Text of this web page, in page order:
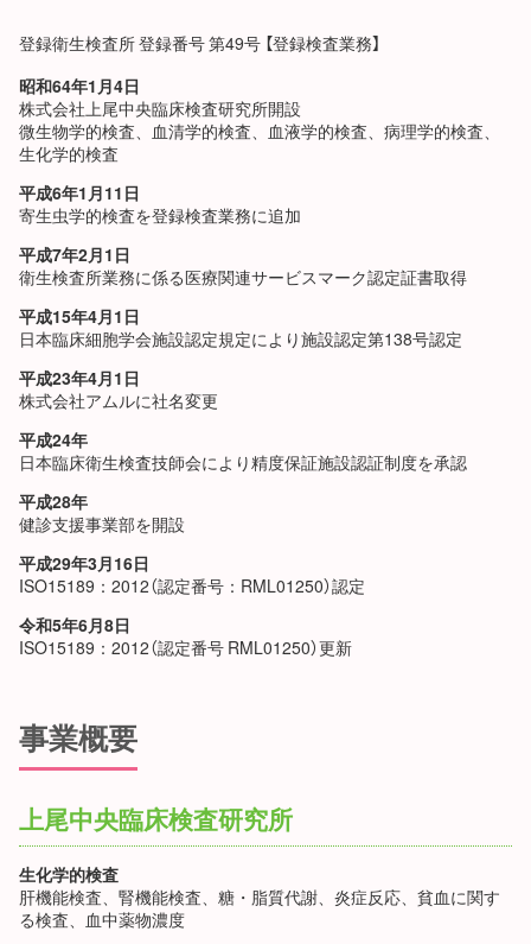
登録衛生検査所 登録番号 第49号 【登録検査業務】
昭和64年1月4日
株式会社上尾中央臨床検査研究所開設
微生物学的検査、血清学的検査、血液学的検査、病理学的検査、
生化学的検査
平成6年1月11日
寄生虫学的検査を登録検査業務に追加
平成7年2月1日
衛生検査所業務に係る医療関連サービスマーク認定証書取得
平成15年4月1日
日本臨床細胞学会施設認定規定により施設認定第138号認定
平成23年4月1日
株式会社アムルに社名変更
平成24年
日本臨床衛生検査技師会により精度保証施設認証制度を承認
平成28年
健診支援事業部を開設
平成29年3月16日
ISO15189：2012（認定番号：RML01250）認定
令和5年6月8日
ISO15189：2012（認定番号 RML01250）更新
事業概要
上尾中央臨床検査研究所
生化学的検査
肝機能検査、腎機能検査、糖・脂質代謝、炎症反応、貧血に関す
る検査、血中薬物濃度